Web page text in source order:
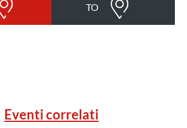
TO
Eventi correlati